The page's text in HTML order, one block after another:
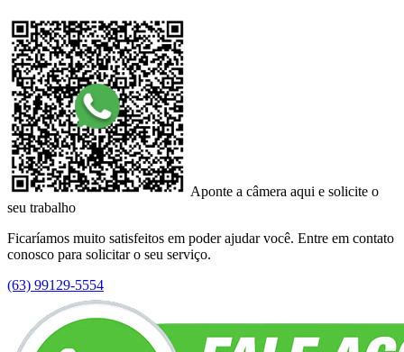
Aponte a câmera aqui e solicite o
seu trabalho
Ficaríamos muito satisfeitos em poder ajudar você. Entre em contato
conosco para solicitar o seu serviço.
(63) 99129-5554